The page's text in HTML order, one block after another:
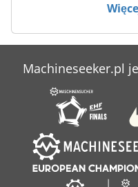
Machineseeker.pl